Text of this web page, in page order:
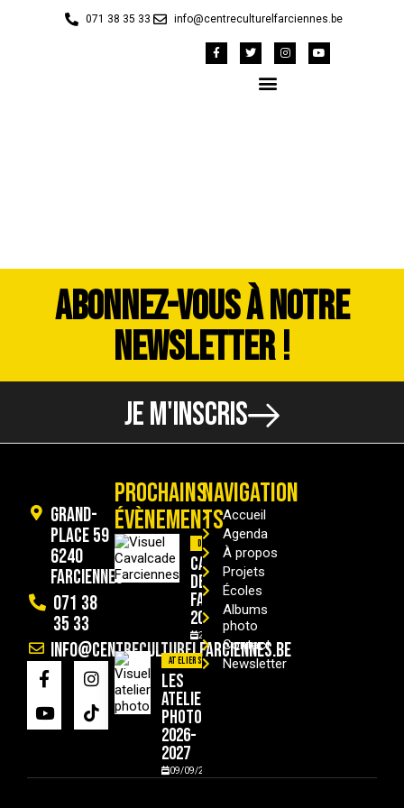
071 38 35 33 info@centreculturelfarciennes.be
ABONNEZ-VOUS À NOTRE
NEWSLETTER !
JE M'INSCRIS
Grand-
Place 59
6240
Farciennes
071 38
35 33
info@centreculturelfarciennes.be
PROCHAINS
ÉVÈNEMENTS
Divers
Cavalcade
de
Farciennes
2026
29/08/2026
Ateliers
Les
ateliers
photo
2026-
2027
09/09/2026
NAVIGATION
Accueil
Agenda
À propos
Projets
Écoles
Albums
photo
Contact
Newsletter